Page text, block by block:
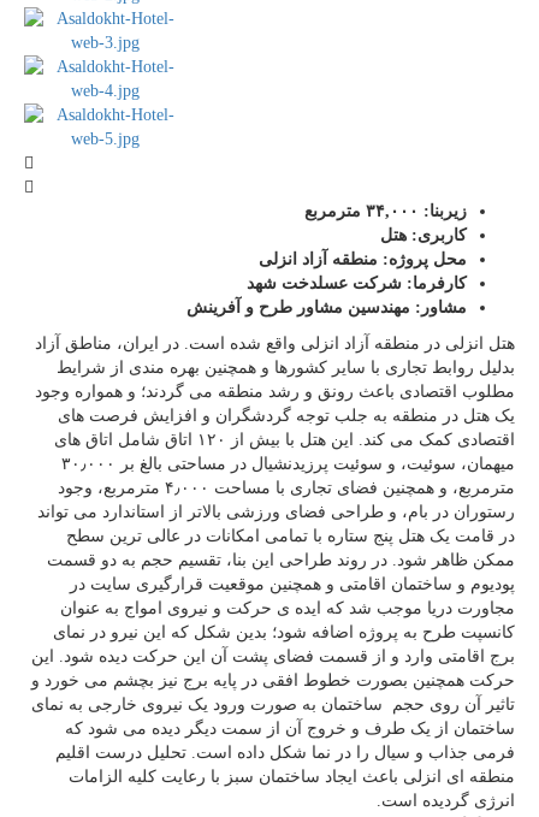
زیربنا: ۳۴,۰۰۰ مترمربع
کاربری: هتل
محل پروژه: منطقه آزاد انزلی
کارفرما: شرکت عسلدخت شهد
مشاور: مهندسین مشاور طرح و آفرینش
هتل انزلی در منطقه آزاد انزلی واقع شده است. در ایران، مناطق آزاد
بدلیل روابط تجاری با سایر کشورها و همچنین بهره مندی از شرایط
مطلوب اقتصادی باعث رونق و رشد منطقه می گردند؛ و همواره وجود
یک هتل در منطقه به جلب توجه گردشگران و افزایش فرصت های
اقتصادی کمک می کند. این هتل با بیش از ۱۲۰ اتاق شامل اتاق های
میهمان، سوئیت، و سوئیت پرزیدنشیال در مساحتی بالغ بر ۳۰٫۰۰۰
مترمربع، و همچنین فضای تجاری با مساحت ۴٫۰۰۰ مترمربع، وجود
رستوران در بام، و طراحی فضای ورزشی بالاتر از استاندارد می تواند
در قامت یک هتل پنج ستاره با تمامی امکانات در عالی ترین سطح
ممکن ظاهر شود. در روند طراحی این بنا، تقسیم حجم به دو قسمت
پودیوم و ساختمان اقامتی و همچنین موقعیت قرارگیری سایت در
مجاورت دریا موجب شد که ایده ی حرکت و نیروی امواج به عنوان
کانسپت طرح به پروژه اضافه شود؛ بدین شکل که این نیرو در نمای
برج اقامتی وارد و از قسمت فضای پشت آن این حرکت دیده شود. این
حرکت همچنین بصورت خطوط افقی در پایه برج نیز بچشم می خورد و
تاثیر آن روی حجم ساختمان به صورت ورود یک نیروی خارجی به نمای
ساختمان از یک طرف و خروج آن از سمت دیگر دیده می شود که
فرمی جذاب و سیال را در نما شکل داده است. تحلیل درست اقلیم
منطقه ای انزلی باعث ایجاد ساختمان سبز با رعایت کلیه الزامات
انرژی گردیده است.